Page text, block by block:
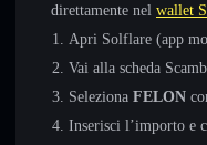
direttamente nel wallet
Apri Solflare (app
Vai alla scheda
Seleziona FELON
Inserisci l’importo e